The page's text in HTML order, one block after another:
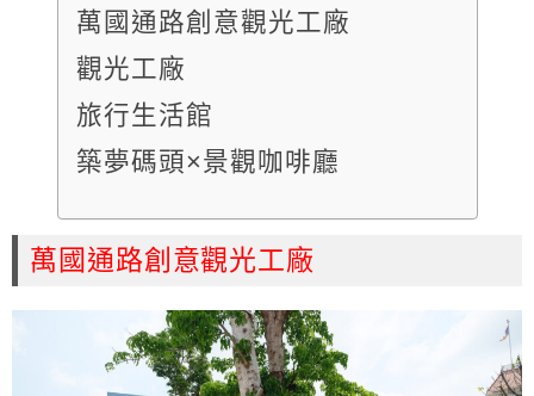
萬國通路創意觀光工廠
觀光工廠
旅行生活館
築夢碼頭×景觀咖啡廳
萬國通路創意觀光工廠